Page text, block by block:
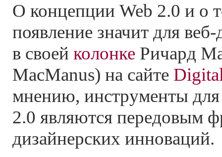
О концепции Web 2.0 и о
появление значит для веб-
в своей колонке Ричард
MacManus) на сайте
мнению, инструменты для
2.0 являются передовым
дизайнерских инноваций.